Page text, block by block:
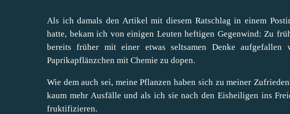
Als ich damals den Artikel mit diesem Ratschlag in einem
hatte, bekam ich von einigen Leuten heftigen Gegenwind: Zu
bereits früher mit einer etwas seltsamen Denke aufgefallen
Paprikapflänzchen mit Chemie zu dopen.
Wie dem auch sei, meine Pflanzen haben sich zu meiner
kaum mehr Ausfälle und als ich sie nach den Eisheiligen ins
fruktifizieren.